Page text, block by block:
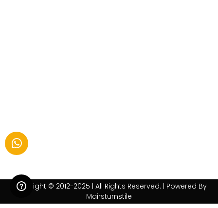
Copyright © 2012-2025 | All Rights Reserved. | Powered By
Mairsturnstile